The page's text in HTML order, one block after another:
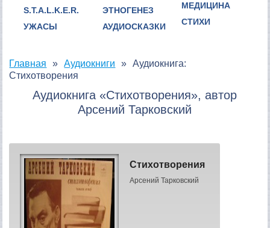
S.T.A.L.K.E.R.
УЖАСЫ
ЭТНОГЕНЕЗ
АУДИОСКАЗКИ
МЕДИЦИНА
СТИХИ
Главная Аудиокниги
Аудиокнига:
Стихотворения
Аудиокнига «Стихотворения», автор
Арсений Тарковский
Стихотворения
Арсений Тарковский